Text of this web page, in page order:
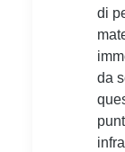
di
da